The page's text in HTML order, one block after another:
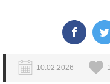
10.02.2026 1